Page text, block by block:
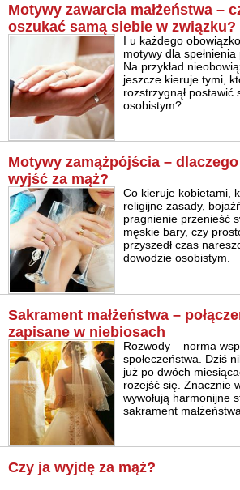
Motywy zawarcia małżeństwa –
oszukać samą siebie w związku?
I u każdego
motywy dla spełnienia
Na przykład
jeszcze kieruje tymi,
rozstrzygnął
osobistym?
Motywy zamążpójścia –
wyjść za mąż?
Co kieruje kobietami,
religijne zasady,
pragnienie przenieść
męskie bary, czy
przyszedł czas
dowodzie osobistym.
Sakrament małżeństwa –
zapisane w niebiosach
Rozwody – norma
społeczeństwa. Dziś
już po dwóch
rozejść się. Znacznie
wywołują harmonijne
sakrament
Czy ja wyjdę za mąż?